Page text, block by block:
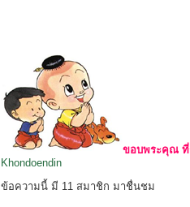
ขอบพระคุณ ที่
Khondoendin
ข้อความนี้ มี 11 สมาชิก มาชื่นชม